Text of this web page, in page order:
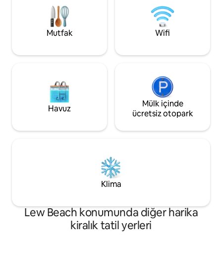
bağlantısı ve tam banyo ile serin
kalacaksınız. Dışarıda, ateş çukurunun
yanında dinlenin veya kömür ızgarasında
yemek pişirin. LGBTQ+ bireyleri kapsayıcı
Rezervuarı
mesafededir.
Mutfak Wifi
Havuz
Mülk içinde
ücretsiz otopark
Klima
Lew Beach konumunda diğer harika
kiralık tatil yerleri